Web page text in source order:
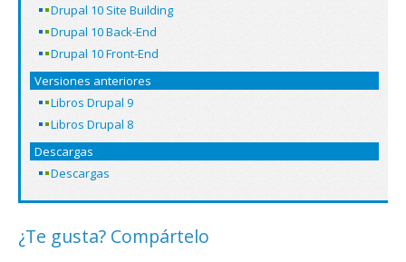
Drupal 10 Site Building
Drupal 10 Back-End
Drupal 10 Front-End
Versiones anteriores
Libros Drupal 9
Libros Drupal 8
Descargas
Descargas
¿Te gusta? Compártelo